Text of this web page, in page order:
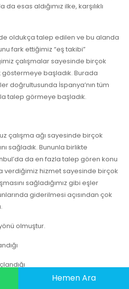
Hemen Ara
esas aldığımız ilke, karşılıklı
oldukça talep edilen ve bu alanda
fark ettiğimiz “eş takibi”
çalışmalar sayesinde birçok
başladık. Burada
doğrultusunda İspanya’nın tüm
talep görmeye başladık.
çalışma ağı sayesinde birçok
sağladık. Bununla birlikte
da en fazla talep gören konu
verdiğimiz hizmet sayesinde birçok
sağladığımız gibi eşler
giderilmesi açısından çok
olmuştur.
durumlarda, takip sırasında takip